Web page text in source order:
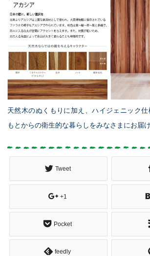
天然木のぬくもりに加え、ハイジェニック仕
もとからの衛生的な暮らしをみなさまにお届け
Tweet
+1
Pocket
feedly